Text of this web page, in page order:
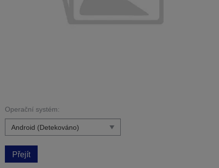
Operační systém:
Přejít